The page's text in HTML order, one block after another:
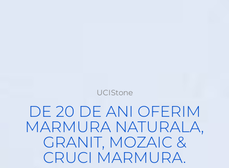
UCIStone
DE 20 DE ANI OFERIM
MARMURA NATURALA,
GRANIT, MOZAIC &
CRUCI MARMURA.